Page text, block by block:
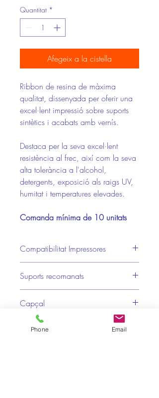
Quantitat *
Afegeix a la cistella
Ribbon de resina de màxima
qualitat, dissenyada per oferir una
excel·lent impressió sobre suports
sintètics i acabats amb vernís.
Destaca per la seva excel·lent
resistència al frec, així com la seva
alta tolerància a l'alcohol,
detergents, exposició als raigs UV,
humitat i temperatures elevades.
Comanda mínima de 10 unitats
Compatibilitat Impressores
Zebra
Suports recomanats
Paper/Plàstics, Polietilè, Polipropilè,
Polièster, Semi-brillo, Vinil
Capçal
Pigment
Phone Email